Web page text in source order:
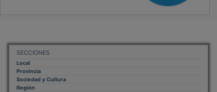
SECCIONES
Local
Provincia
Sociedad y Cultura
Región